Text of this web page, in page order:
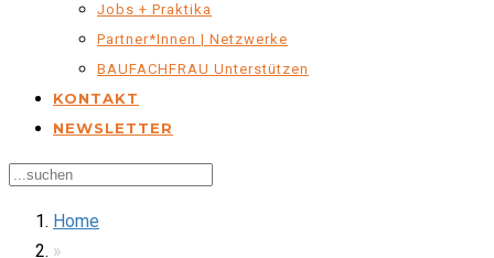
Jobs + Praktika
Partner*innen | Netzwerke
BAUFACHFRAU Unterstützen
KONTAKT
NEWSLETTER
Home
»